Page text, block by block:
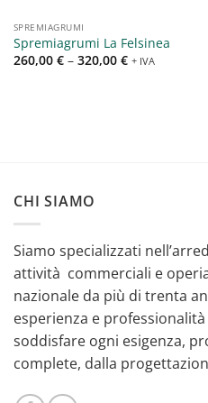
SPREMIAGRUMI
Spremiagrumi La Felsinea
260,00 €– 320,00 € + IVA
CHI SIAMO
Siamo specializzati
attività commerciali e
nazionale da più di trenta
esperienza e
soddisfare ogni esigenza,
complete, dalla